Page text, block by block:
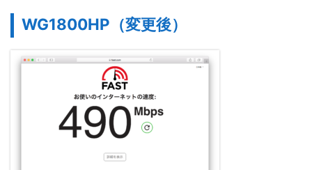
WG1800HP（変更後）